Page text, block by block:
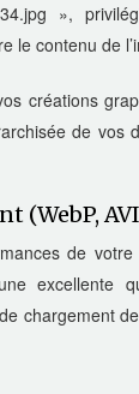
»,
contenu de
créations
de vos
(WebP,
de
excellente
chargement